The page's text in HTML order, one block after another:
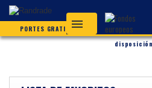
PORTES GRATIS (según condiciones)